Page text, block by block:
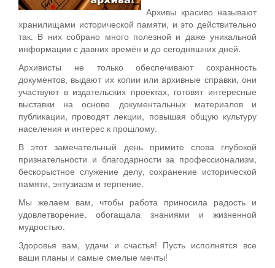
Архивы красиво называют
хранилищами исторической памяти, и это действительно
так. В них собрано много полезной и даже уникальной
информации с давних времён и до сегодняшних дней.
Архивисты не только обеспечивают сохранность
документов, выдают их копии или архивные справки, они
участвуют в издательских проектах, готовят интересные
выставки на основе документальных материалов и
публикации, проводят лекции, повышая общую культуру
населения и интерес к прошлому.
В этот замечательный день примите слова глубокой
признательности и благодарности за профессионализм,
бескорыстное служение делу, сохранение исторической
памяти, энтузиазм и терпение.
Мы желаем вам, чтобы работа приносила радость и
удовлетворение, обогащала знаниями и жизненной
мудростью.
Здоровья вам, удачи и счастья! Пусть исполнятся все
ваши планы и самые смелые мечты!